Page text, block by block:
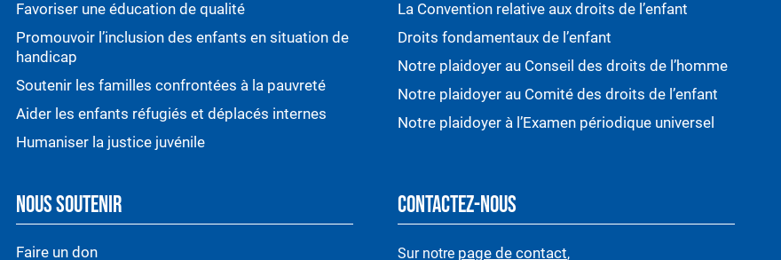
Favoriser une éducation de qualité
Promouvoir l’inclusion des enfants en situation de
handicap
Soutenir les familles confrontées à la pauvreté
Aider les enfants réfugiés et déplacés internes
Humaniser la justice juvénile
La Convention relative aux droits de l’enfant
Droits fondamentaux de l’enfant
Notre plaidoyer au Conseil des droits de l’homme
Notre plaidoyer au Comité des droits de l’enfant
Notre plaidoyer à l’Examen périodique universel
NOUS SOUTENIR
Faire un don
CONTACTEZ-NOUS
Sur notre page de contact,